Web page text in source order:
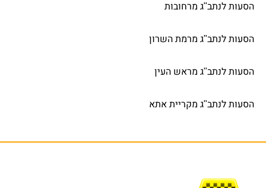
הסעות לנתב"ג מרחובות
הסעות לנתב"ג מרמת השרון
הסעות לנתב"ג מראש העין
הסעות לנתב"ג מקריית אתא